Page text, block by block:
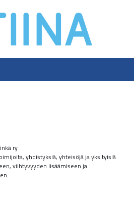
ry
yhdistyksiä, yhteisöjä ja yksityisiä
viihtyvyyden lisäämiseen ja